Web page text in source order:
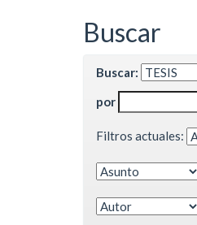
Buscar
Buscar:
por
Filtros actuales: